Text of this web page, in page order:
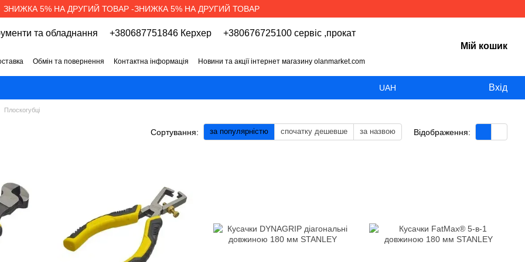
ЗНИЖКА 5% НА ДРУГИЙ ТОВАР -ЗНИЖКА 5% НА ДРУГИЙ ТОВАР
та обладнання +380687751846 Керхер +380676725100 сервіс ,прокат
Обмін та повернення Контактна інформація
Новини та акції інтернет магазину olanmarket.com
Мій кошик
UAH Вхід
Плоскогубці
Сортування: за популярністю спочатку дешевше за назвою Відображення: